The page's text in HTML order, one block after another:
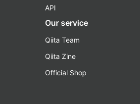
API
Our service
Qiita Team
Qiita Zine
Official Shop